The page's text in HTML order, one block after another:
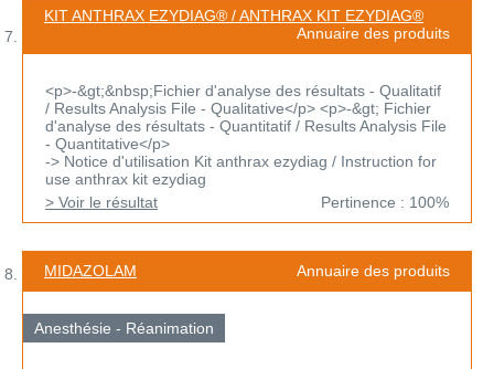
KIT ANTHRAX EZYDIAG® / ANTHRAX KIT EZYDIAG®
Annuaire des produits
<p>-&gt;&nbsp;Fichier d'analyse des résultats - Qualitatif
/ Results Analysis File - Qualitative</p> <p>-&gt; Fichier
d'analyse des résultats - Quantitatif / Results Analysis File
- Quantitative</p>
-> Notice d'utilisation Kit anthrax ezydiag / Instruction for
use anthrax kit ezydiag
> Voir le résultat
Pertinence : 100%
MIDAZOLAM Annuaire des produits
Anesthésie - Réanimation